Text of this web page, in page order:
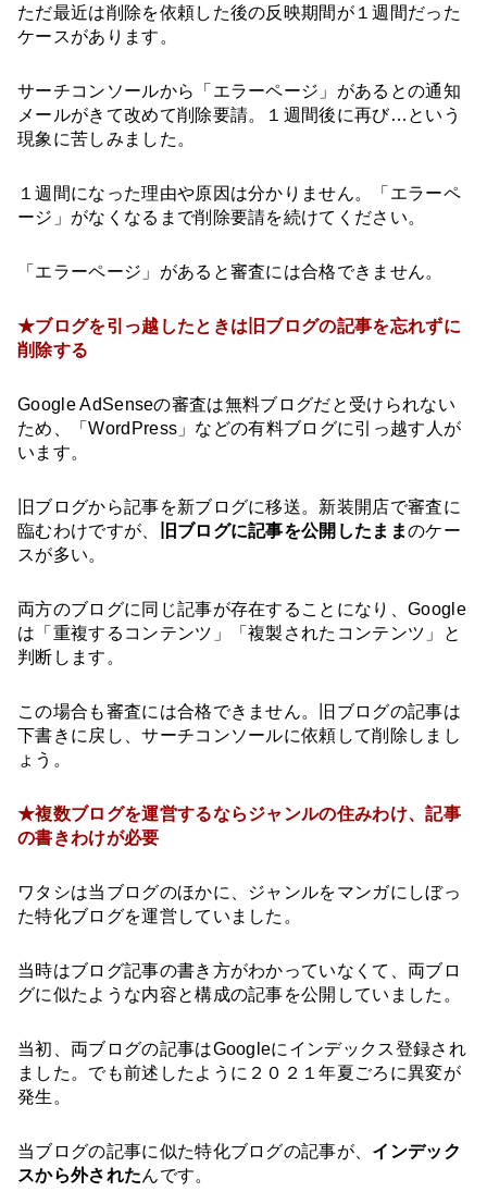
ただ最近は削除を依頼した後の反映期間が１週間だった
ケースがあります。
サーチコンソールから「エラーページ」があるとの通知
メールがきて改めて削除要請。１週間後に再び…という
現象に苦しみました。
１週間になった理由や原因は分かりません。「エラーペ
ージ」がなくなるまで削除要請を続けてください。
「エラーページ」があると審査には合格できません。
★ブログを引っ越したときは旧ブログの記事を忘れずに
削除する
Google AdSenseの審査は無料ブログだと受けられない
ため、「WordPress」などの有料ブログに引っ越す人が
います。
旧ブログから記事を新ブログに移送。新装開店で審査に
臨むわけですが、
旧ブログに記事を公開したままのケー
スが多い。
両方のブログに同じ記事が存在することになり、Google
は「重複するコンテンツ」「複製されたコンテンツ」と
判断します。
この場合も審査には合格できません。旧ブログの記事は
下書きに戻し、サーチコンソールに依頼して削除しまし
ょう。
★複数ブログを運営するならジャンルの住みわけ、記事
の書きわけが必要
ワタシは当ブログのほかに、ジャンルをマンガにしぼっ
た特化ブログを運営していました。
当時はブログ記事の書き方がわかっていなくて、両ブロ
グに似たような内容と構成の記事を公開していました。
当初、両ブログの記事はGoogleにインデックス登録され
ました。でも前述したように２０２１年夏ごろに異変が
発生。
当ブログの記事に似た特化ブログの記事が、 インデック
スから外されたんです。